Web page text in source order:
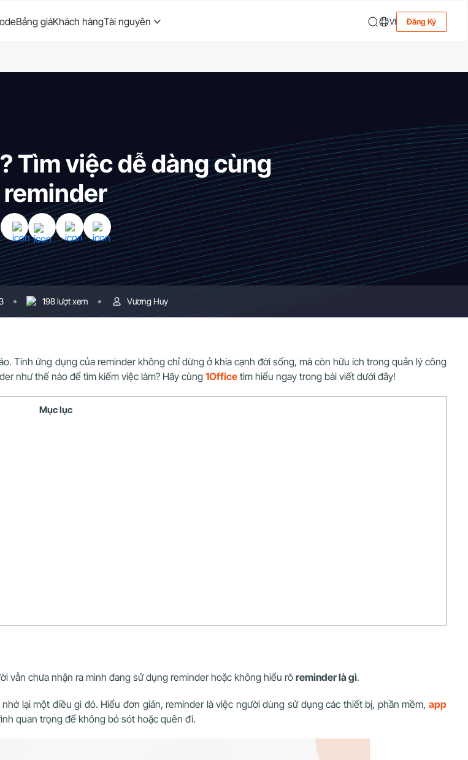
Bảng giáKhách hàngTài nguyên VI Đăng Ký
Tìm việc dễ dàng cùng
reminder
198 lượt xem Vương Huy
Tính ứng dụng của reminder không chỉ dừng ở khía cạnh đời sống, mà còn hữu ích trong quản lý công
như thế nào để tìm kiếm việc làm? Hãy cùng1Office tìm hiểu ngay trong bài viết dưới đây!
Mục lục
chưa nhận ra mình đang sử dụng reminder hoặc không hiểu rõ reminder là gì.
lại một điều gì đó. Hiểu đơn giản, reminder là việc người dùng sử dụng các thiết bị, phần mềm, app
quan trọng để không bỏ sót hoặc quên đi.